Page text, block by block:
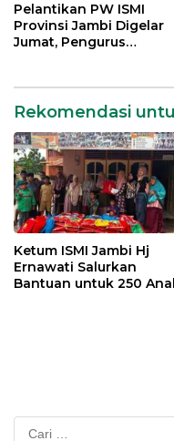
Pelantikan PW ISMI
Provinsi Jambi Digelar
Jumat, Pengurus
Rekomendasi
Ketum ISMI Jambi Hj
Ernawati Salurkan
Bantuan untuk 250